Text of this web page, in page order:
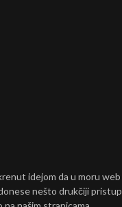
idejom da u moru web
nešto drukčiji pristup